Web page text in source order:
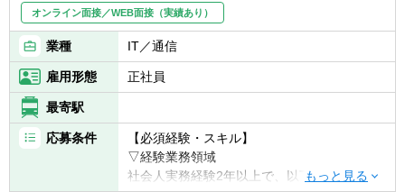
車、日本電気、中部電力、三菱重工業、サン
トリー、伊藤ハム他
オンライン面接／WEB面接（実績あり）
業種 IT／通信
雇用形態 正社員
最寄駅
応募条件
【必須経験・スキル】
▽経験業務領域
社会人実務経験2年以上で、以下のいずれか